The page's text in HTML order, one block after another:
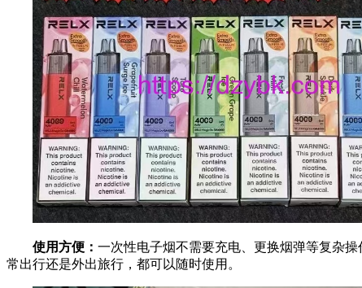
使用方便： 一次性电子烟不需要充电、更换烟弹等复杂
常出行还是外出旅行，都可以随时使用。